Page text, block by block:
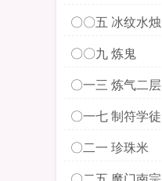
〇〇五 冰纹水烛
〇〇九 炼鬼
〇一三 炼气二层
〇一七 制符学徒
〇二一 珍珠米